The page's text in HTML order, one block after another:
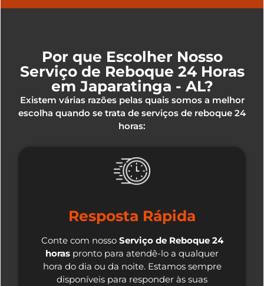
Por que Escolher Nosso
Serviço de Reboque 24 Horas
em Japaratinga - AL?
Existem várias razões pelas quais somos a melhor
escolha quando se trata de serviços de reboque 24
horas:
Resposta Rápida
Conte com nosso Serviço de Reboque 24
horas pronto para atendê-lo a qualquer
hora do dia ou da noite. Estamos sempre
disponíveis para responder às suas